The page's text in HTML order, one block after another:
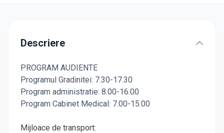
Descriere
PROGRAM AUDIENTE
Programul Gradinitei: 7.30-17.30
Program administratie: 8.00-16.00
Program Cabinet Medical: 7.00-15.00
Mijloace de transport: